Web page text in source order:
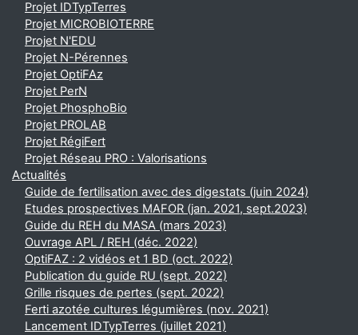
Projet IDTypTerres
Projet MICROBIOTERRE
Projet N'EDU
Projet N-Pérennes
Projet OptiFAz
Projet PerN
Projet PhosphoBio
Projet PROLAB
Projet RégiFert
Projet Réseau PRO : Valorisations
Actualités
Guide de fertilisation avec des digestats (juin 2024)
Etudes prospectives MAFOR (jan. 2021, sept.2023)
Guide du REH du MASA (mars 2023)
Ouvrage APL / REH (déc. 2022)
OptiFAZ : 2 vidéos et 1 BD (oct. 2022)
Publication du guide RU (sept. 2022)
Grille risques de pertes (sept. 2022)
Ferti azotée cultures légumières (nov. 2021)
Lancement IDTypTerres (juillet 2021)